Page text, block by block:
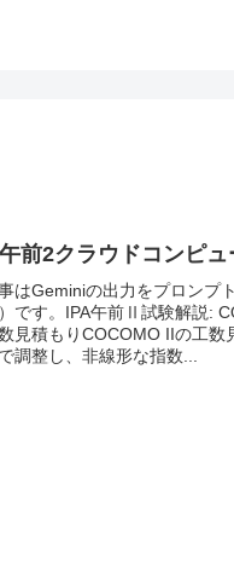
前2クラウドコンピ
はGeminiの出力をプロンプ
です。IPA午前Ⅱ試験解説:
見積もりCOCOMO IIの工数
調整し、非線形な指数...